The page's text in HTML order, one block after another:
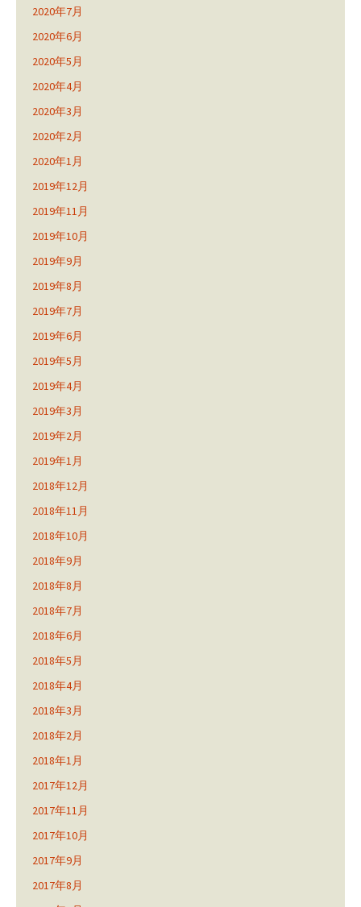
2020年7月
2020年6月
2020年5月
2020年4月
2020年3月
2020年2月
2020年1月
2019年12月
2019年11月
2019年10月
2019年9月
2019年8月
2019年7月
2019年6月
2019年5月
2019年4月
2019年3月
2019年2月
2019年1月
2018年12月
2018年11月
2018年10月
2018年9月
2018年8月
2018年7月
2018年6月
2018年5月
2018年4月
2018年3月
2018年2月
2018年1月
2017年12月
2017年11月
2017年10月
2017年9月
2017年8月